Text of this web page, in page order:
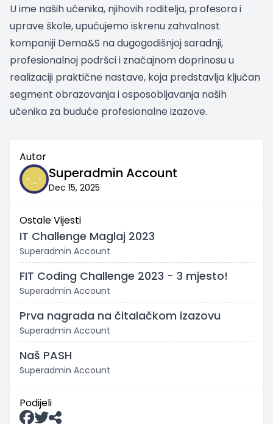
U ime naših učenika, njihovih roditelja, profesora i
uprave škole, upućujemo iskrenu zahvalnost
kompaniji Dema&S na dugogodišnjoj saradnji,
profesionalnoj podršci i značajnom doprinosu u
realizaciji praktične nastave, koja predstavlja ključan
segment obrazovanja i osposobljavanja naših
učenika za buduće profesionalne izazove.
Autor
Superadmin Account
Dec 15, 2025
Ostale Vijesti
IT Challenge Maglaj 2023
Superadmin Account
FIT Coding Challenge 2023 - 3 mjesto!
Superadmin Account
Prva nagrada na čitalačkom izazovu
Superadmin Account
Naš PASH
Superadmin Account
Podijeli